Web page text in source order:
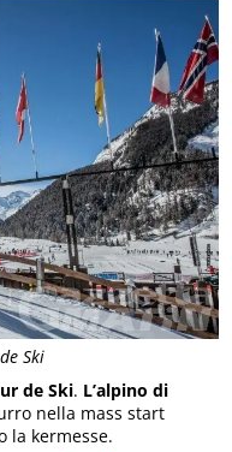
Ski
de Ski. L’alpino di
nella mass start
la kermesse.